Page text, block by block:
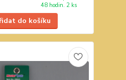
48 hodin. 2 ks
do košíku